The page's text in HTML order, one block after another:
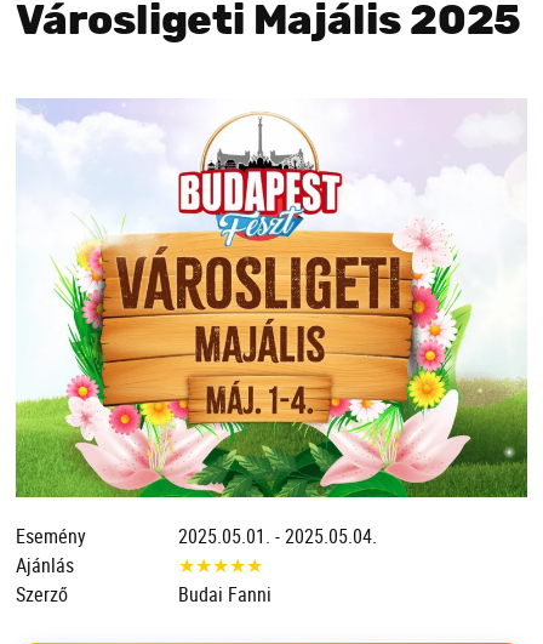
Városligeti Majális 2025
Esemény
2025.05.01. - 2025.05.04.
Ajánlás
★★★★★
Szerző
Budai Fanni